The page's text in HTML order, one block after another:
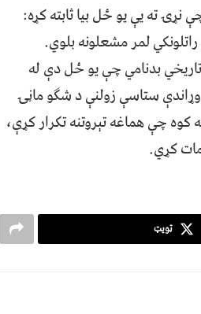
نړۍ ته یې یو ځل بیا ثابته کړه:
لمر مشعلونه بلوي.
بدنامي چې یو ځل دې له
وړاندې ستاسې زولنې د شګو ماڼۍ
چې هماغه تېروتنه تکرار کړې،
کړي.
ټویټ